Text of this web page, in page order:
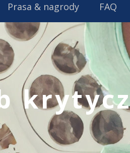
Prasa & nagrody FAQ